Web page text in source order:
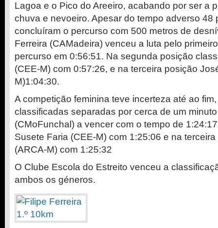
Lagoa e o Pico do Areeiro, acabando por ser a
chuva e nevoeiro. Apesar do tempo adverso 48
concluíram o percurso com 500 metros de
Ferreira (CAMadeira) venceu a luta pelo
percurso em 0:56:51. Na segunda posição
(CEE-M) com 0:57:26, e na terceira posição
M)1:04:30.
A competição feminina teve incerteza até ao
classificadas separadas por cerca de um
(CMoFunchal) a vencer com o tempo de
Susete Faria (CEE-M) com 1:25:06 e na
(ARCA-M) com 1:25:32
O Clube Escola do Estreito venceu a
ambos os géneros.